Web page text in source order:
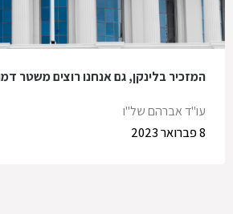
המזכיר בלינקן, גם אנחנו רוצים משטר
עו"ד אברהם של"ו
8 פברואר 2023